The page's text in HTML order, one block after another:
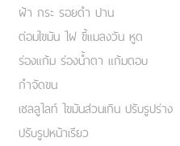
ฝ้า กระ รอยดำ ปาน
ต่อมไขมัน ไฝ ขี้แมลงวัน หูด
ร่องแก้ม ร่องน้ำตา แก้มตอบ
กำจัดขน
เชลลูไลท์ ไขมันส่วนเกิน ปรับรูปร่าง
ปรับรูปหน้าเรียว